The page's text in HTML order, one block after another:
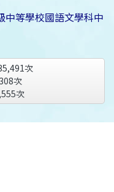
中等學校國語文學科中
次
次
次